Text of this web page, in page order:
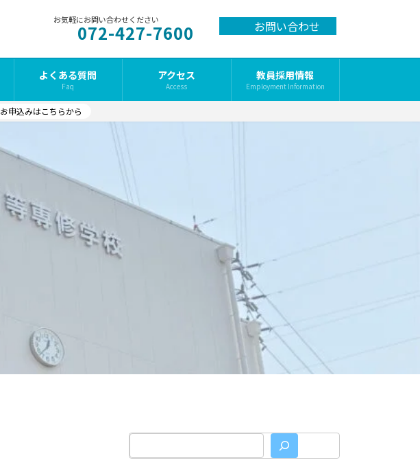
お気軽にお問い合わせください
072-427-7600 お問い合わせ
よくある質問
Faq
アクセス
Access
教員採用情報
Employment Information
お申込みはこちらから